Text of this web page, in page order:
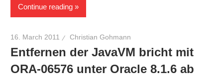
Continue reading
16. March 2011 Christian Gohmann
Entfernen der JavaVM bricht mit
ORA-06576 unter Oracle 8.1.6 ab